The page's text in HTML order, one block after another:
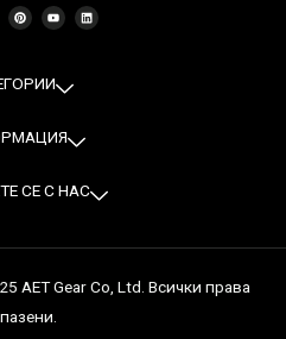
P
i
n
e
s
Y
o
u
e
L
i
n
СЕ С НАС
AET Gear Co, Ltd. Всички права